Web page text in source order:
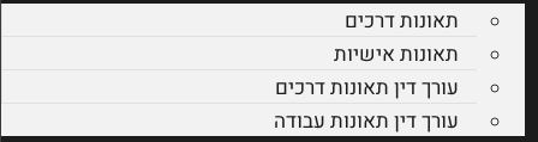
תאונות דרכים
תאונות אישיות
עורך דין תאונות דרכים
עורך דין תאונות עבודה